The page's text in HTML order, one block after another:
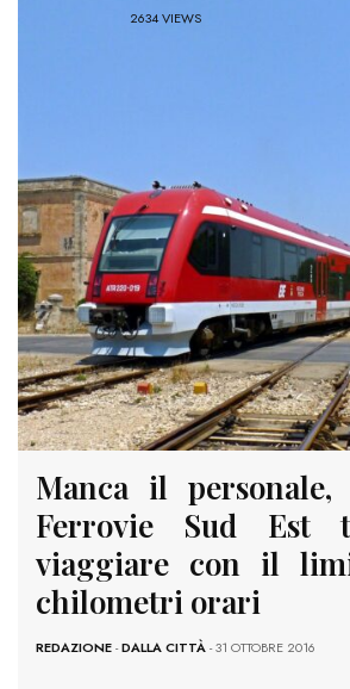
2634 VIEWS
Manca il
Ferrovie Sud Est
viaggiare con il
chilometri orari
REDAZIONE-DALLA CITTÀ- 31 OTTOBRE 2016